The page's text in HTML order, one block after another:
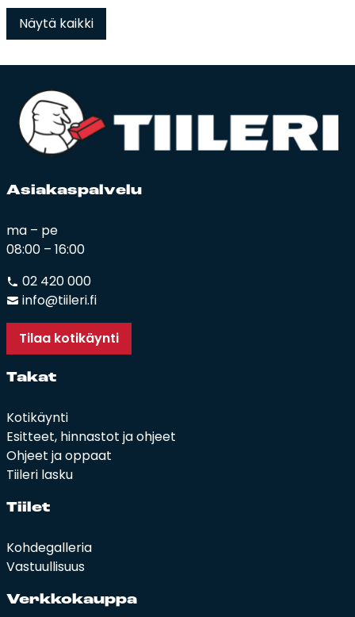
Näytä kaikki
Asia­kas­pal­ve­lu
ma – pe
08:00 – 16:00
02 420 000
info@tiileri.fi
Tilaa kotikäynti
Ta­kat
Kotikäynti
Esitteet, hinnastot ja ohjeet
Ohjeet ja oppaat
Tiileri lasku
Tii­let
Kohdegalleria
Vastuullisuus
Verk­ko­kaup­pa